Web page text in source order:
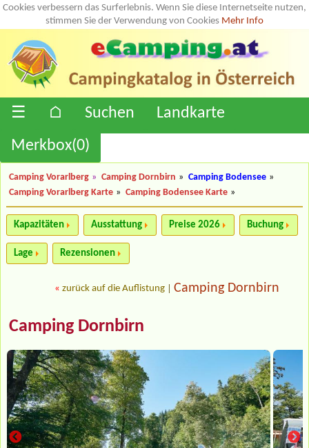
Cookies verbessern das Surferlebnis. Wenn Sie diese Internetseite nutzen,
stimmen Sie der Verwendung von Cookies Mehr Info
☰ ⌂ Suchen
Landkarte
Merkbox(0)
Camping Vorarlberg » Camping Dornbirn » Camping Bodensee »
Camping Vorarlberg Karte » Camping Bodensee Karte »
Kapazitäten Ausstattung Preise 2026 Buchung
Lage Rezensionen
« zurück auf die Auflistung Camping Dornbirn
Camping Dornbirn